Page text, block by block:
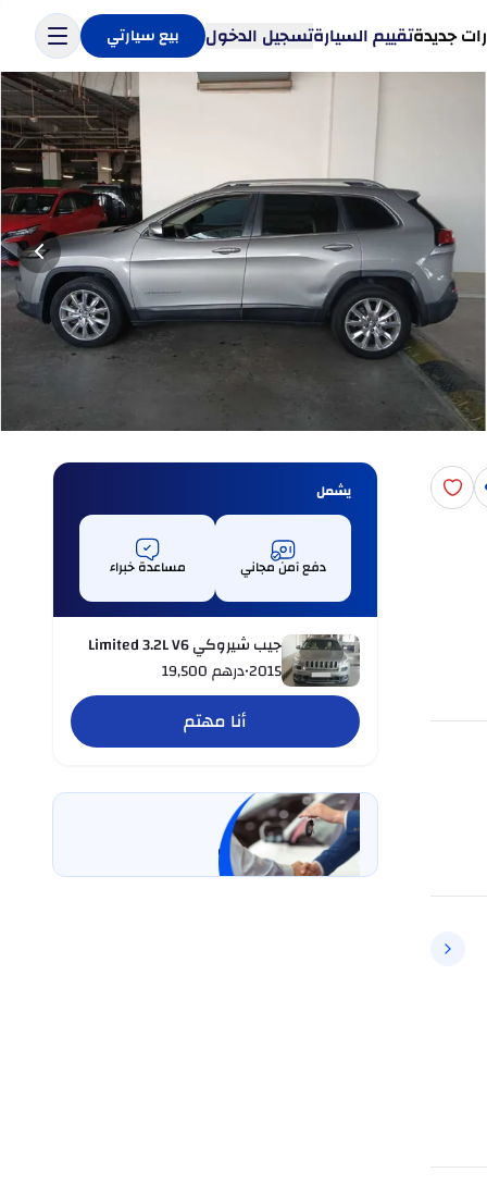
جديدةتقييم السيارةتسجيل الدخول بيع سيارتي
يشمل
دفع آمن مجاني مساعدة خبراء
جيب شيروكي Limited 3.2L V6
2015
•درهم19,500
أنا مهتم
بيع سيارتي
خليها على كارسويتش